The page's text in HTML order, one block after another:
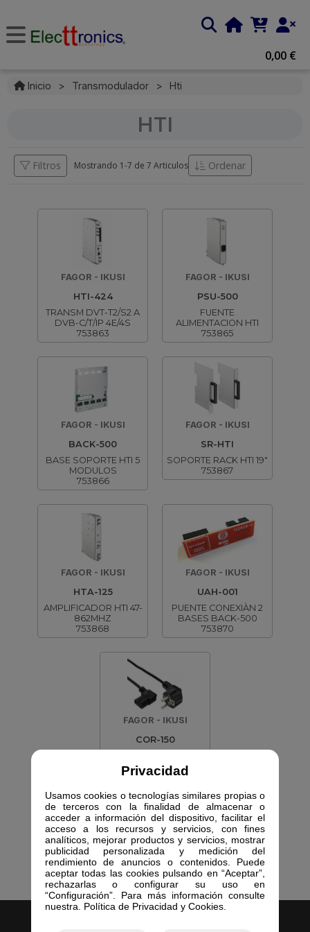
Privacidad
Usamos cookies o tecnologías similares propias o
de terceros con la finalidad de almacenar o
acceder a información del dispositivo, facilitar el
acceso a los recursos y servicios, con fines
analíticos, mejorar productos y servicios, mostrar
publicidad personalizada y medición del
rendimiento de anuncios o contenidos. Puede
aceptar todas las cookies pulsando en “Aceptar”,
rechazarlas o configurar su uso en
“Configuración”. Para más información consulte
nuestra. Política de Privacidad y Cookies.
0,00 €
Inicio > Transmodulador > Hti
HTI
Filtros Mostrando 1-7 de 7 Articulos Ordenar
FAGOR - IKUSI
HTI-424
TRANSM DVT-T2/S2 A
DVB-C/T/IP 4E/4S
753863
FAGOR - IKUSI
PSU-500
FUENTE
ALIMENTACION HTI
753865
FAGOR - IKUSI
BACK-500
BASE SOPORTE HTI 5
MODULOS
753866
FAGOR - IKUSI
SR-HTI
SOPORTE RACK HTI 19"
753867
FAGOR - IKUSI
HTA-125
AMPLIFICADOR HTI 47-
862MHZ
753868
FAGOR - IKUSI
UAH-001
PUENTE CONEXIÀN 2
BASES BACK-500
753870
FAGOR - IKUSI
COR-150
754404